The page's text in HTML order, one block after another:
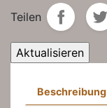
Teilen
Beschreibung